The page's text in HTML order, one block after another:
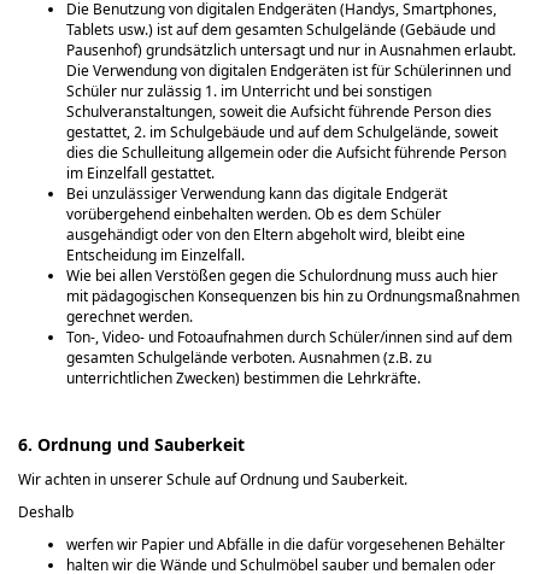
Die Benutzung von digitalen Endgeräten (Handys, Smartphones,
Tablets usw.) ist auf dem gesamten Schulgelände (Gebäude und
Pausenhof) grundsätzlich untersagt und nur in Ausnahmen erlaubt.
Die Verwendung von digitalen Endgeräten ist für Schülerinnen und
Schüler nur zulässig 1. im Unterricht und bei sonstigen
Schulveranstaltungen, soweit die Aufsicht führende Person dies
gestattet, 2. im Schulgebäude und auf dem Schulgelände, soweit
dies die Schulleitung allgemein oder die Aufsicht führende Person
im Einzelfall gestattet.
Bei unzulässiger Verwendung kann das digitale Endgerät
vorübergehend einbehalten werden. Ob es dem Schüler
ausgehändigt oder von den Eltern abgeholt wird, bleibt eine
Entscheidung im Einzelfall.
Wie bei allen Verstößen gegen die Schulordnung muss auch hier
mit pädagogischen Konsequenzen bis hin zu Ordnungsmaßnahmen
gerechnet werden.
Ton-, Video- und Fotoaufnahmen durch Schüler/innen sind auf dem
gesamten Schulgelände verboten. Ausnahmen (z.B. zu
unterrichtlichen Zwecken) bestimmen die Lehrkräfte.
6. Ordnung und Sauberkeit
Wir achten in unserer Schule auf Ordnung und Sauberkeit.
Deshalb
werfen wir Papier und Abfälle in die dafür vorgesehenen Behälter
halten wir die Wände und Schulmöbel sauber und bemalen oder